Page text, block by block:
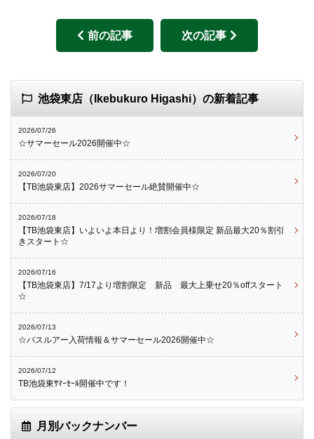
前の記事 次の記事
池袋東店（Ikebukuro Higashi）の新着記事
2026/07/26
☆サマーセール2026開催中☆
2026/07/20
【TB池袋東店】2026サマーセール絶賛開催中☆
2026/07/18
【TB池袋東店】いよいよ本日より！増割会員様限定 新品最大20％割引
きスタート☆
2026/07/16
【TB池袋東店】7/17より増割限定 新品 最大上乗せ20％offスタート
☆
2026/07/13
☆バスルアー入荷情報＆サマーセール2026開催中☆
2026/07/12
TB池袋東ｻﾏｰｾｰﾙ開催中です！
月別バックナンバー